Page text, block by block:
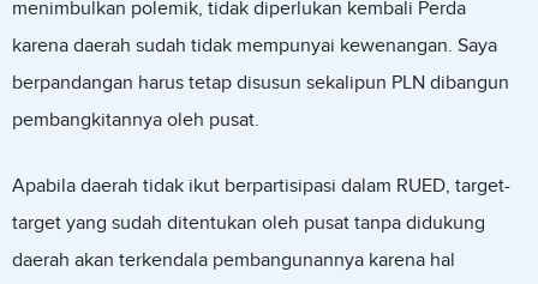
menimbulkan polemik, tidak diperlukan kembali Perda
karena daerah sudah tidak mempunyai kewenangan. Saya
berpandangan harus tetap disusun sekalipun PLN dibangun
pembangkitannya oleh pusat.
Apabila daerah tidak ikut berpartisipasi dalam RUED, target-
target yang sudah ditentukan oleh pusat tanpa didukung
daerah akan terkendala pembangunannya karena hal